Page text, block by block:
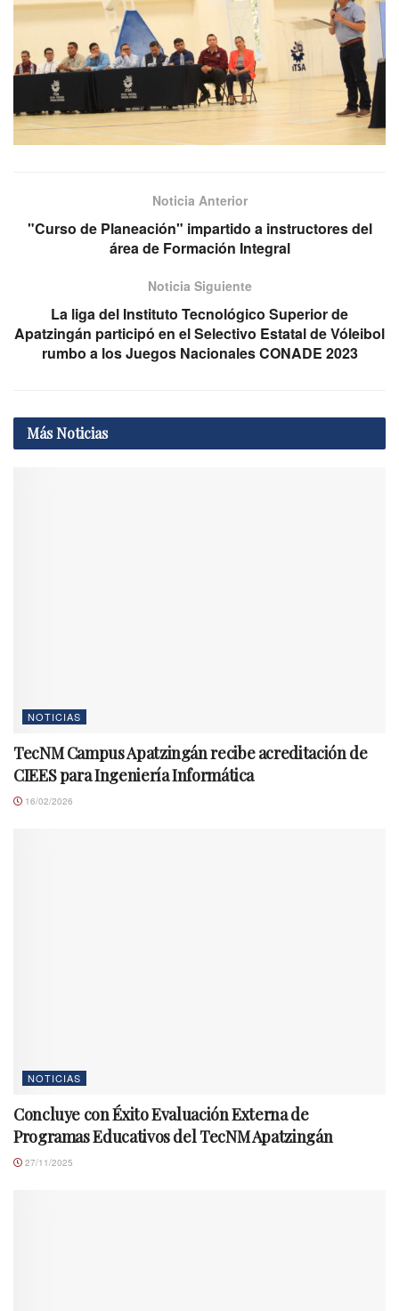
Noticia Anterior
"Curso de Planeación" impartido a instructores del
área de Formación Integral
Noticia Siguiente
La liga del Instituto Tecnológico Superior de
Apatzingán participó en el Selectivo Estatal de Vóleibol
rumbo a los Juegos Nacionales CONADE 2023
MásNoticias
NOTICIAS
TecNM Campus Apatzingán recibe acreditación de
CIEES para Ingeniería Informática
16/02/2026
NOTICIAS
Concluye con Éxito Evaluación Externa de
Programas Educativos del TecNM Apatzingán
27/11/2025